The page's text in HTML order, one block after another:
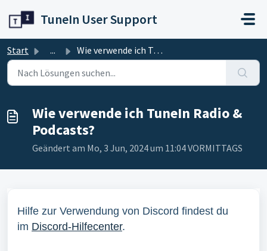
TuneIn User Support
Start ... Wie verwende ich TuneIn Radio & Podcasts?
Wie verwende ich TuneIn Radio &
Podcasts?
Geändert am Mo, 3 Jun, 2024 um 11:04 VORMITTAGS
Hilfe zur Verwendung von Discord findest du
im Discord-Hilfecenter.